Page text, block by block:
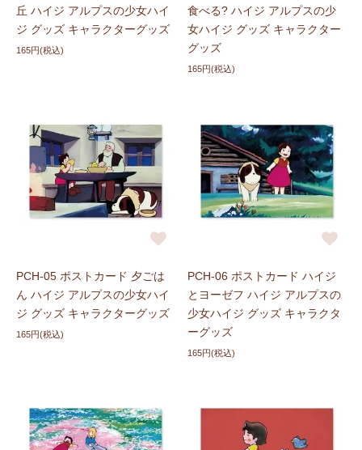
丘 ハイジ アルプスの少女ハイ
ジ グッズ キャラクターグッズ
165円(税込)
食べる? ハイジ アルプスの少
女ハイジ グッズ キャラクター
グッズ
165円(税込)
PCH-05 ポストカード 夕ごは
ん ハイジ アルプスの少女ハイ
ジ グッズ キャラクターグッズ
165円(税込)
PCH-06 ポストカード ハイジ
とヨーゼフ ハイジ アルプスの
少女ハイジ グッズ キャラクタ
ーグッズ
165円(税込)